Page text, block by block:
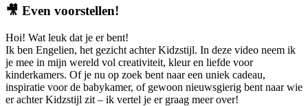
🎥 Even voorstellen!
Hoi! Wat leuk dat je er bent!
Ik ben Engelien, het gezicht achter Kidzstijl. In deze video neem ik
je mee in mijn wereld vol creativiteit, kleur en liefde voor
kinderkamers. Of je nu op zoek bent naar een uniek cadeau,
inspiratie voor de babykamer, of gewoon nieuwsgierig bent naar wie
er achter Kidzstijl zit – ik vertel je er graag meer over!